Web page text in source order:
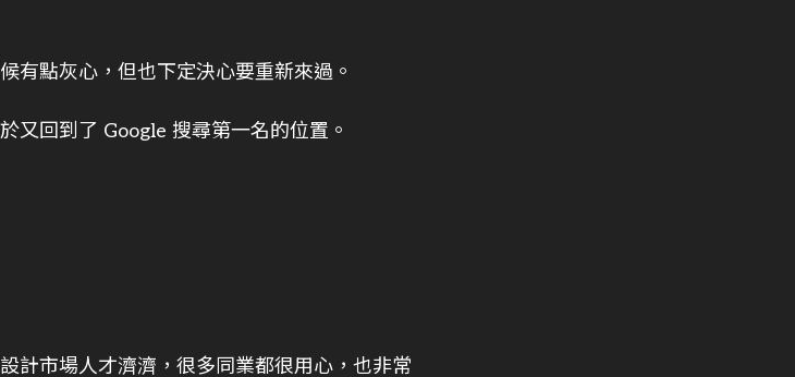
有點灰心，但也下定決心要重新來過。
又回到了 Google 搜尋第一名的位置。
計市場人才濟濟，很多同業都很用心，也非常